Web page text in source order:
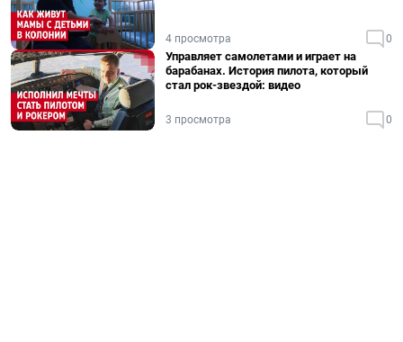
4 просмотра 0
Управляет самолетами и играет на
барабанах. История пилота, который
стал рок-звездой: видео
3 просмотра 0